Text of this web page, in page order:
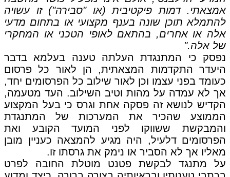
אמצאתי. דמות פיקטיבית (או "סבירה") זו עשויה
להתמלא תוכן שונה בענף מקצועי או בתחום מדעי
אלה או אחרים, בהתאם לאופי הטכני או המחקרי
של אלה."
נפסק כי המתנגדת העלתה טענה בעלמא בדבר
היעדר התקדמות המצאתית, הן לאור כל פרסום
כעומד בפני עצמו וכן לאור שילוב כל הפרסומים יחד,
אך לא עמדה על מהות וטיב השילוב. העד מטעמה,
הקדיש לנושא זה פסקה אחת וגרס כי בעל המקצוע
הממוצע שהכיר את המערכות של המתנגדת
והמבקשת ששווקו לפני המועד הקובע ואת
הפרסומים דלעיל, היה מגיע להמצאה כעניין מובן
מאליו אך לא הסביר או נימק את גרסתו זו.
על מתנגד לבקשת פטנט מוטלת החובה לפרט